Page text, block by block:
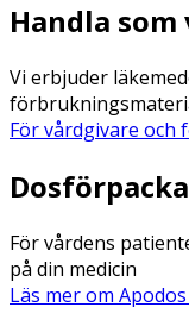
Handla
Vi erbjuder
För vårdgivare och
För vårdens
på din medicin
Läs mer om